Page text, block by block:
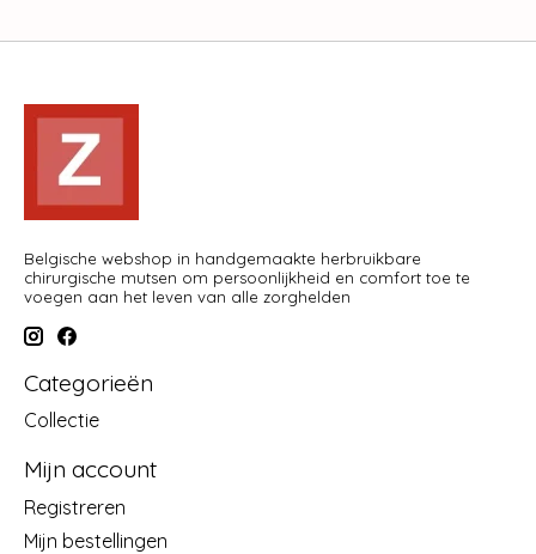
Belgische webshop in handgemaakte herbruikbare
chirurgische mutsen om persoonlijkheid en comfort toe te
voegen aan het leven van alle zorghelden
Categorieën
Collectie
Mijn account
Registreren
Mijn bestellingen